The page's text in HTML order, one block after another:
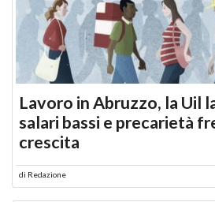
Lavoro in Abruzzo, la Uil
salari bassi e precarietà
crescita
di Redazione